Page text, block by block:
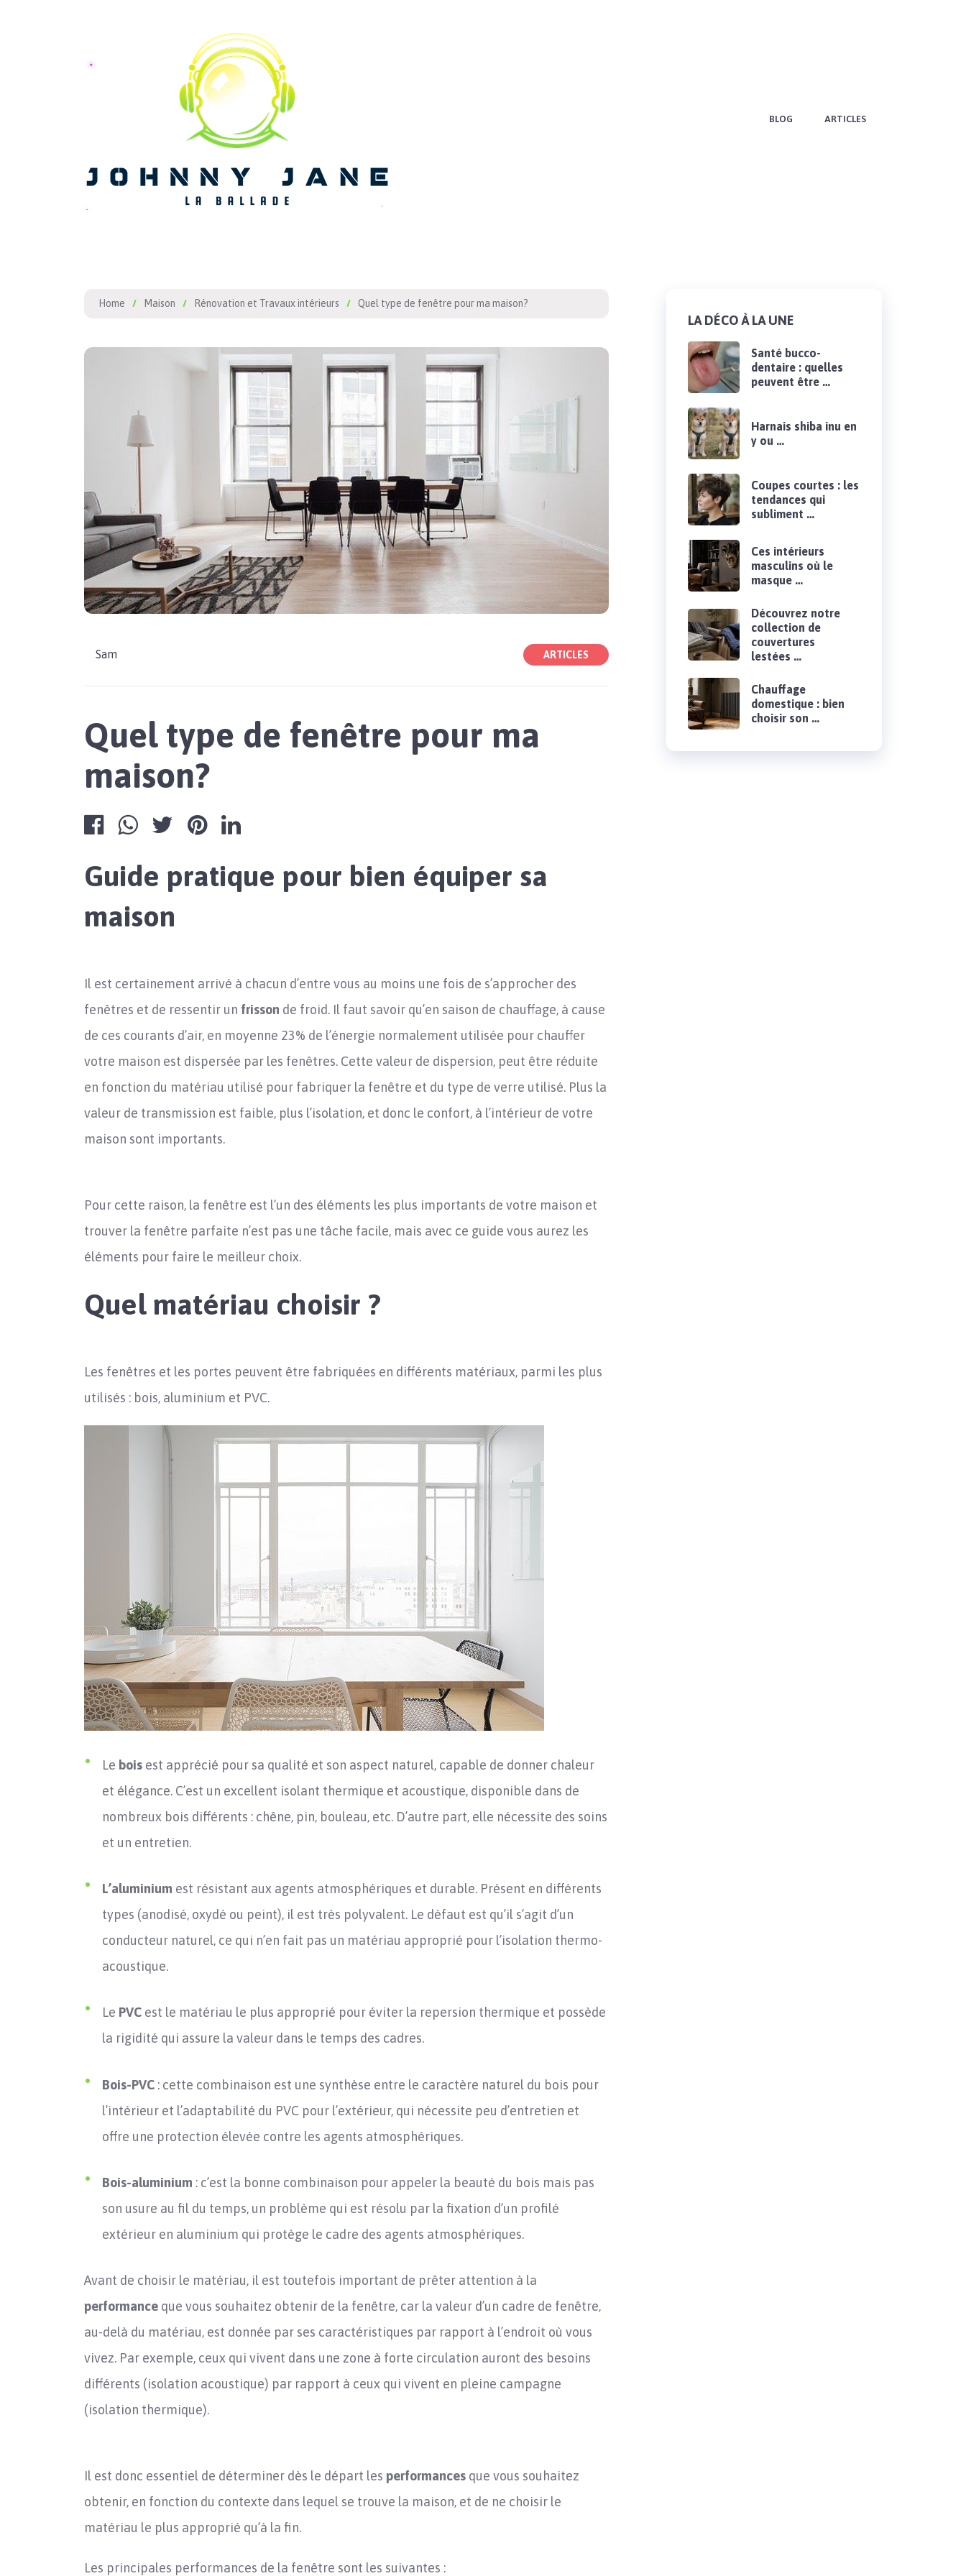
BLOG ARTICLES
Home Maison Rénovation et Travaux intérieurs Quel type de fenêtre pour ma maison?
Sam ARTICLES
Quel type de fenêtre pour ma
maison?
Guide pratique pour bien équiper sa
maison
Il est certainement arrivé à chacun d’entre vous au moins une fois de s’approcher des
fenêtres et de ressentir un frisson de froid. Il faut savoir qu’en saison de chauffage, à cause
de ces courants d’air, en moyenne 23% de l’énergie normalement utilisée pour chauffer
votre maison est dispersée par les fenêtres. Cette valeur de dispersion, peut être réduite
en fonction du matériau utilisé pour fabriquer la fenêtre et du type de verre utilisé. Plus la
valeur de transmission est faible, plus l’isolation, et donc le confort, à l’intérieur de votre
maison sont importants.
Pour cette raison, la fenêtre est l’un des éléments les plus importants de votre maison et
trouver la fenêtre parfaite n’est pas une tâche facile, mais avec ce guide vous aurez les
éléments pour faire le meilleur choix.
Quel matériau choisir ?
Les fenêtres et les portes peuvent être fabriquées en différents matériaux, parmi les plus
utilisés : bois, aluminium et PVC.
Le bois est apprécié pour sa qualité et son aspect naturel, capable de donner chaleur
et élégance. C’est un excellent isolant thermique et acoustique, disponible dans de
nombreux bois différents : chêne, pin, bouleau, etc. D’autre part, elle nécessite des soins
et un entretien.
L’aluminium est résistant aux agents atmosphériques et durable. Présent en différents
types (anodisé, oxydé ou peint), il est très polyvalent. Le défaut est qu’il s’agit d’un
conducteur naturel, ce qui n’en fait pas un matériau approprié pour l’isolation thermo-
acoustique.
Le PVC est le matériau le plus approprié pour éviter la repersion thermique et possède
la rigidité qui assure la valeur dans le temps des cadres.
Bois-PVC : cette combinaison est une synthèse entre le caractère naturel du bois pour
l’intérieur et l’adaptabilité du PVC pour l’extérieur, qui nécessite peu d’entretien et
offre une protection élevée contre les agents atmosphériques.
Bois-aluminium : c’est la bonne combinaison pour appeler la beauté du bois mais pas
son usure au fil du temps, un problème qui est résolu par la fixation d’un profilé
extérieur en aluminium qui protège le cadre des agents atmosphériques.
Avant de choisir le matériau, il est toutefois important de prêter attention à la
performance que vous souhaitez obtenir de la fenêtre, car la valeur d’un cadre de fenêtre,
au-delà du matériau, est donnée par ses caractéristiques par rapport à l’endroit où vous
vivez. Par exemple, ceux qui vivent dans une zone à forte circulation auront des besoins
différents (isolation acoustique) par rapport à ceux qui vivent en pleine campagne
(isolation thermique).
Il est donc essentiel de déterminer dès le départ les performances que vous souhaitez
obtenir, en fonction du contexte dans lequel se trouve la maison, et de ne choisir le
matériau le plus approprié qu’à la fin.
Les principales performances de la fenêtre sont les suivantes :
LA DÉCO À LA UNE
Santé bucco-
dentaire : quelles
peuvent être …
Harnais shiba inu en
y ou …
Coupes courtes : les
tendances qui
subliment …
Ces intérieurs
masculins où le
masque …
Découvrez notre
collection de
couvertures
lestées …
Chauffage
domestique : bien
choisir son …